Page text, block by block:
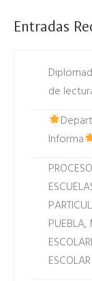
Entradas
de
Informa